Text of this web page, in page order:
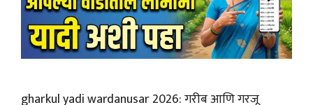
gharkul yadi wardanusar 2026: गरीब आणि गरजू